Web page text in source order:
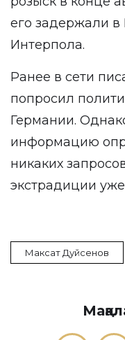
его задержали
Интерпола.
Ранее в сети
попросил
Германии.
информацию
никаких
экстрадиции
Максат Дуйсенов